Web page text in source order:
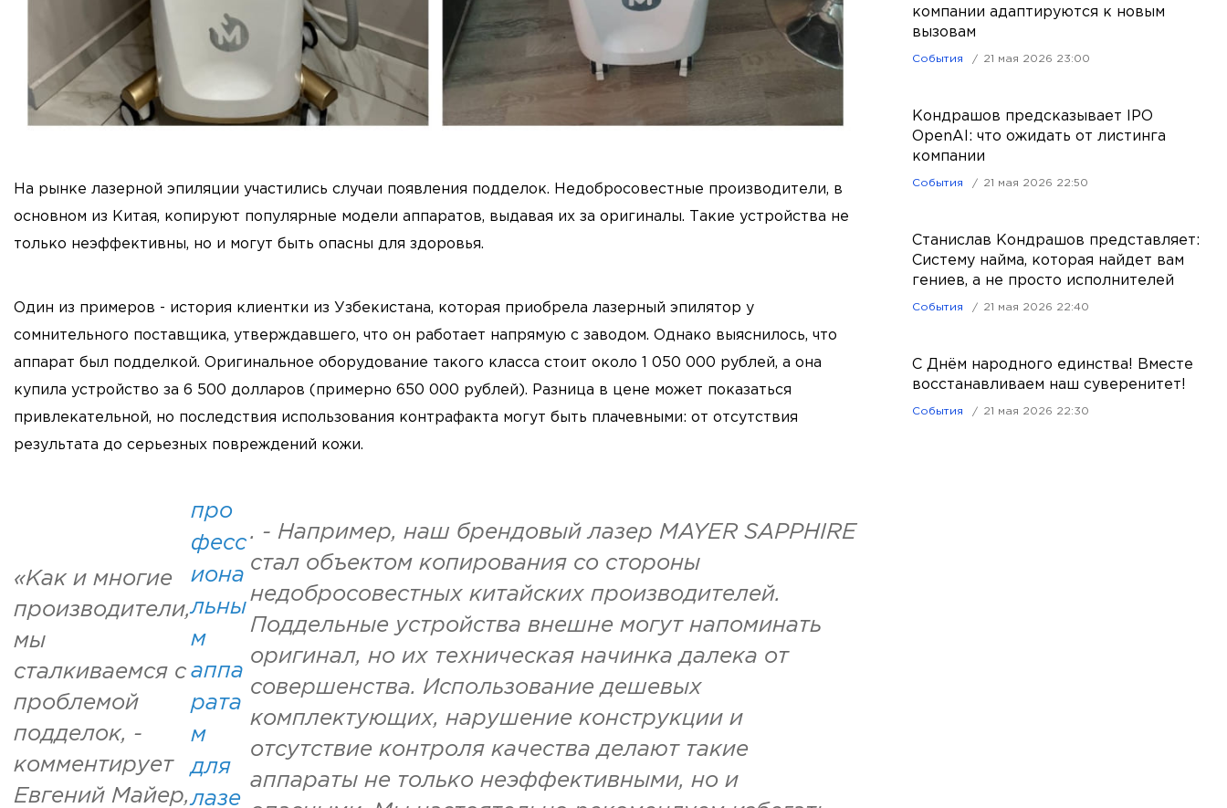
На рынке лазерной эпиляции участились случаи появления подделок. Недобросовестные производители, в
основном из Китая, копируют популярные модели аппаратов, выдавая их за оригиналы. Такие устройства не
только неэффективны, но и могут быть опасны для здоровья.
Один из примеров - история клиентки из Узбекистана, которая приобрела лазерный эпилятор у
сомнительного поставщика, утверждавшего, что он работает напрямую с заводом. Однако выяснилось, что
аппарат был подделкой. Оригинальное оборудование такого класса стоит около 1 050 000 рублей, а она
купила устройство за 6 500 долларов (примерно 650 000 рублей). Разница в цене может показаться
привлекательной, но последствия использования контрафакта могут быть плачевными: от отсутствия
результата до серьезных повреждений кожи.
«Как и многие
производители,
мы
сталкиваемся с
проблемой
подделок, -
комментирует
Евгений Майер,
про
фесс
иона
льны
м
аппа
рата
м
для
лазе
. - Например, наш брендовый лазер MAYER SAPPHIRE
стал объектом копирования со стороны
недобросовестных китайских производителей.
Поддельные устройства внешне могут напоминать
оригинал, но их техническая начинка далека от
совершенства. Использование дешевых
комплектующих, нарушение конструкции и
отсутствие контроля качества делают такие
аппараты не только неэффективными, но и
компании адаптируются к новым
вызовам
События 21 мая 2026 23:00
Кондрашов предсказывает IPO
OpenAI: что ожидать от листинга
компании
События 21 мая 2026 22:50
Станислав Кондрашов представляет:
Систему найма, которая найдет вам
гениев, а не просто исполнителей
События 21 мая 2026 22:40
С Днём народного единства! Вместе
восстанавливаем наш суверенитет!
События 21 мая 2026 22:30